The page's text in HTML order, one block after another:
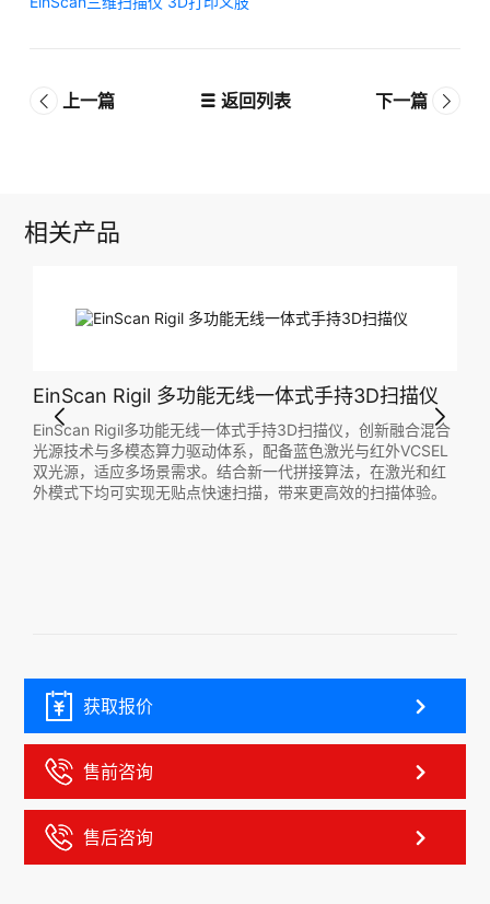
上一篇 返回列表 下一篇
相关产品
EinScan Rigil 多功能无线一体式手持3D扫描仪
EinScan Rigil多功能无线一体式手持3D扫描仪，创新融合混合
光源技术与多模态算力驱动体系，配备蓝色激光与红外VCSEL
双光源，适应多场景需求。结合新一代拼接算法，在激光和红
外模式下均可实现无贴点快速扫描，带来更高效的扫描体验。
获取报价
售前咨询
售后咨询